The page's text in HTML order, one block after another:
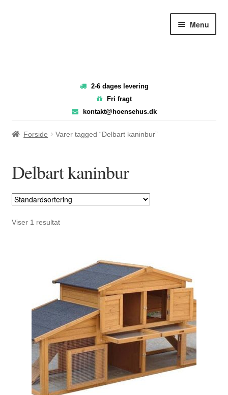
Menu
FORSIDE
2-6 dages levering
Fri fragt
kontakt@hoensehus.dk
Forside Varer tagged “Delbart kaninbur”
Delbart kaninbur
Viser 1 resultat